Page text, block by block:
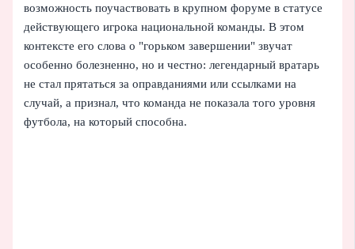
возможность поучаствовать в крупном форуме в статусе
действующего игрока национальной команды. В этом
контексте его слова о "горьком завершении" звучат
особенно болезненно, но и честно: легендарный вратарь
не стал прятаться за оправданиями или ссылками на
случай, а признал, что команда не показала того уровня
футбола, на который способна.